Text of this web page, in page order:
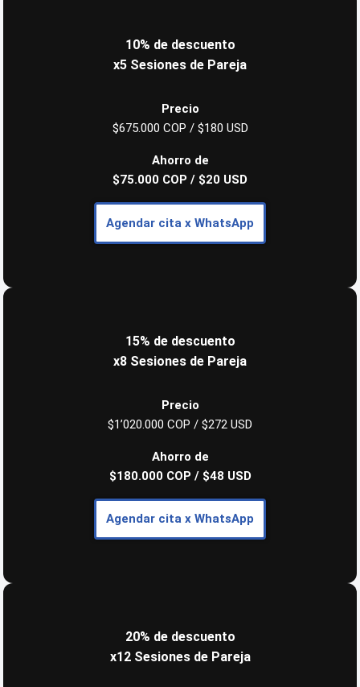
10% de descuento
x5 Sesiones de Pareja
Precio
$675.000 COP / $180 USD
Ahorro de
$75.000 COP / $20 USD
Agendar cita x WhatsApp
15% de descuento
x8 Sesiones de Pareja
Precio
$1’020.000 COP / $272 USD
Ahorro de
$180.000 COP / $48 USD
Agendar cita x WhatsApp
20% de descuento
x12 Sesiones de Pareja